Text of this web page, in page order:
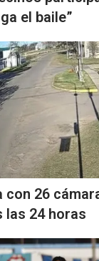
el baile”
con 26
las 24 horas